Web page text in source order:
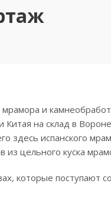
и
на склад в
испанского
из цельного куска
которые поступают